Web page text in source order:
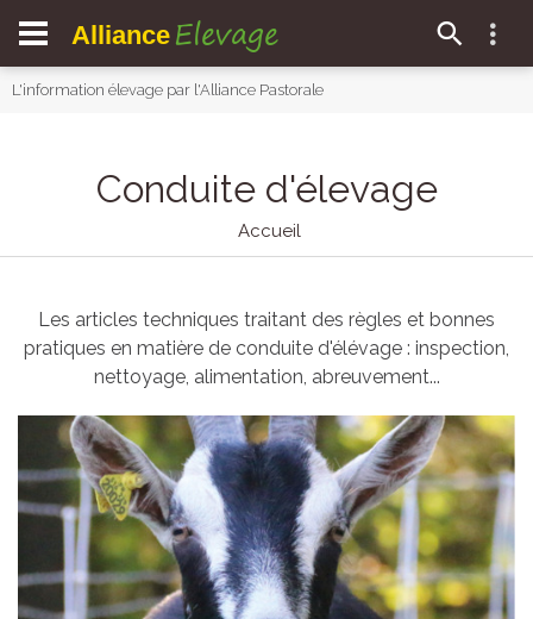
Alliance Elevage
L'information élevage par l'Alliance Pastorale
Conduite d'élevage
Accueil
Les articles techniques traitant des règles et bonnes
pratiques en matière de conduite d'élévage : inspection,
nettoyage, alimentation, abreuvement...